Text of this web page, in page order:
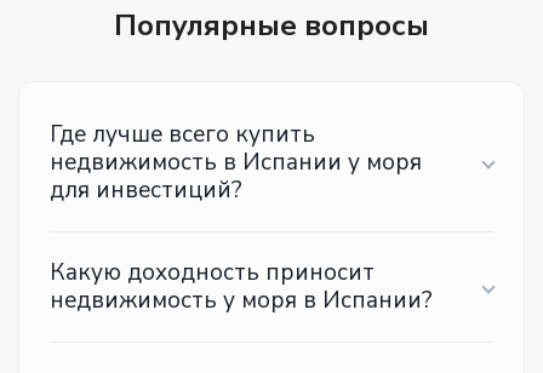
Популярные вопросы
Где лучше всего купить
недвижимость в Испании у моря
для инвестиций?
Какую доходность приносит
недвижимость у моря в Испании?